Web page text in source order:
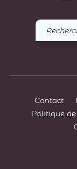
Recherchez
sur
Contact
Politique